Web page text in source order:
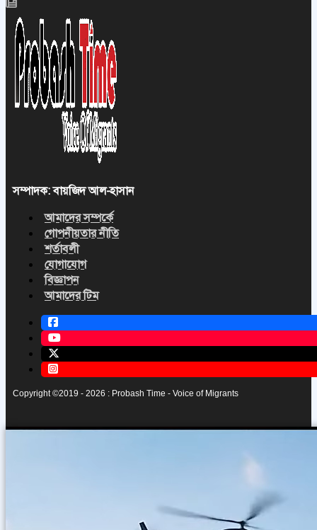
সম্পাদক: বায়জিদ আল-হাসান
আমাদের সম্পর্কে
গোপনীয়তার নীতি
শর্তাবলী
যোগাযোগ
বিজ্ঞাপন
আমাদের টিম
Copyright ©2019 - 2026 : Probash Time - Voice of Migrants